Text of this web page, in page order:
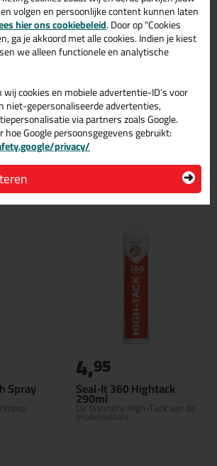
makkelijk te verwerken is. Perfect als je een
met gegarandeerd een topresultaat.
Silicon All 310ml in kleur Bahamabeige
en op werkdagen besteld = morgen in
de toepassing en kenmerken van dit
dit product >
producten
Spray Seal-It 360 Hightack
290ml
De favoriete High-Tack van de
professionals
4,95
volgen en persoonlijke content kunnen laten
hier ons cookiebeleid. Door op "Cookies
ga je akkoord met alle cookies. Indien je kiest
we alleen functionele en analytische
cookies en mobiele advertentie-ID’s voor
niet-gepersonaliseerde advertenties,
via partners zoals Google.
Google persoonsgegevens gebruikt:
privacy/